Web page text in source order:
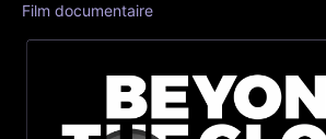
Film documentaire